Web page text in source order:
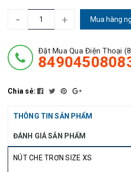
- + Mua hàng
Đặt Mua Qua Điện Thoại
Chia sẻ:
THÔNG TIN SẢN PHẨM
ĐÁNH GIÁ SẢN PHẨM
NÚT CHE TRƠN SIZE XS